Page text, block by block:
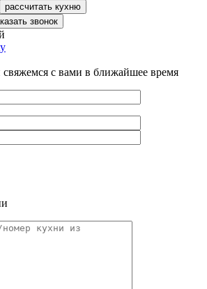
рассчитать кухню
звонок
свяжемся с вами в ближайшее время